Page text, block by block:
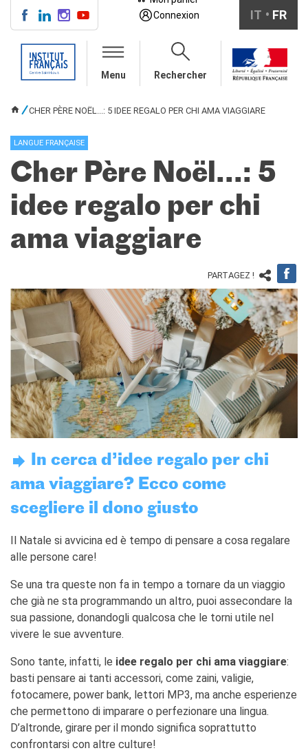
CENTRE SAINT-LOUIS
INFOS PRATIQUES
COURS DE FRANÇAIS
collectifs pour ados
entreprises/institutions
en auto-apprentissage
TESTS ET
CERTIFICATIONS
DELF bambini
DELF ragazzi
Ev@lang
TCF
BAMBINI
CINÉMA
ÉVÉNEMENTS
MÉDIATHÈQUE
PROFESSEURS ET
ÉCOLES
Certificazioni e corsi per le
scuole
Offerta formativa
CENTRE SAINT-LOUIS
Programme
Chaire Méditerranée
Bourses
Archivio
Giubileo 2025
QUI SOMMES-NOUS?
Nos partenaires
BLOG
ARCHIVIO
Archivio scuole
Connexion
IT FR
Menu Rechercher
CHER PÈRE NOËL...: 5 IDEE REGALO PER CHI AMA VIAGGIARE
LANGUE FRANÇAISE
Cher Père Noël...: 5
idee regalo per chi
ama viaggiare
PARTAGEZ !
In cerca d’idee regalo per chi
ama viaggiare? Ecco come
scegliere il dono giusto
Il Natale si avvicina ed è tempo di pensare a cosa regalare
alle persone care!
Se una tra queste non fa in tempo a tornare da un viaggio
che già ne sta programmando un altro, puoi assecondare la
sua passione, donandogli qualcosa che le torni utile nel
vivere le sue avventure.
Sono tante, infatti, le idee regalo per chi ama viaggiare:
basti pensare ai tanti accessori, come zaini, valigie,
fotocamere, power bank, lettori MP3, ma anche esperienze
che permettono di imparare o perfezionare una lingua.
D’altronde, girare per il mondo significa soprattutto
confrontarsi con altre culture!